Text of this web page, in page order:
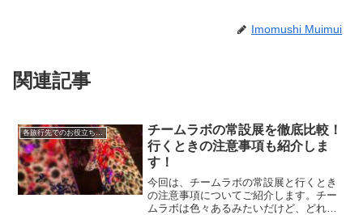
Imomushi Muimui
関連記事
各旅行先でのお役立ち情報
チームラボの常設展を徹底比較！
行くときの注意事項も紹介しま
す！
今回は、チームラボの常設展と行くとき
の注意事項についてご紹介します。チー
ムラボは色々あるみたいだけど、どれが